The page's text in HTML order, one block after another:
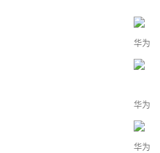
华为
华为
华为